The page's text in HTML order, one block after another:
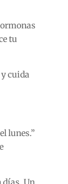
tu
cuida
lunes.”